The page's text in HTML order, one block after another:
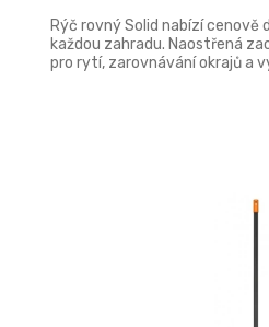
Rýč rovný Solid nabízí cenově
každou zahradu. Naostřená
pro rytí, zarovnávání okrajů a
pronikání čepele do tvrdé
ideální pro ruce všech